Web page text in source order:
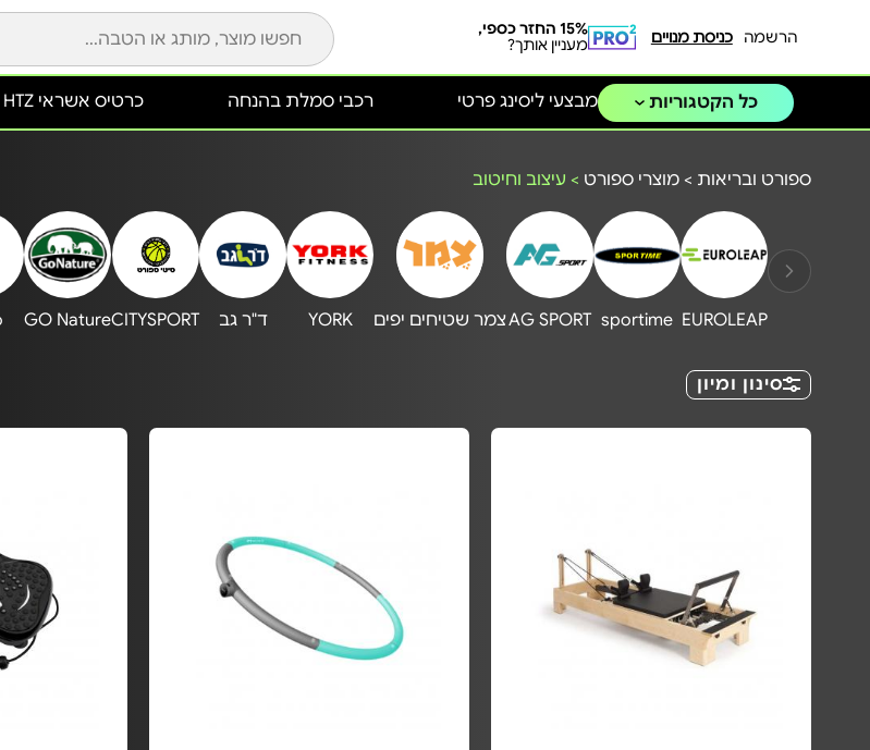
הרשמה כניסת מנויים
15% החזר כספי,
מעניין אותך?
כל הקטגוריות כרטיס אשראי HTZ מבצעי ליסינג פרטי רכבי סמלת בהנחה
ספורט ובריאות > מוצרי ספורט > עיצוב וחיטוב
EUROLEAP
sportime
AG SPORTצמר שטיחים יפים YORK ד"ר גב CITYSPORT
GO Nature
סינון ומיון